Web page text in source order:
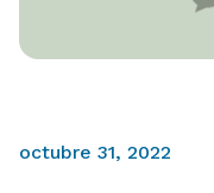
octubre 31, 2022